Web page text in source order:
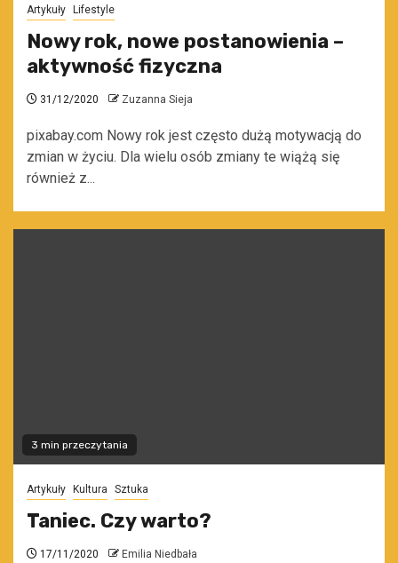
Artykuły Lifestyle
Nowy rok, nowe postanowienia –
aktywność fizyczna
31/12/2020 Zuzanna Sieja
pixabay.com Nowy rok jest często dużą motywacją do
zmian w życiu. Dla wielu osób zmiany te wiążą się
również z...
3 min przeczytania
Artykuły Kultura Sztuka
Taniec. Czy warto?
17/11/2020 Emilia Niedbała